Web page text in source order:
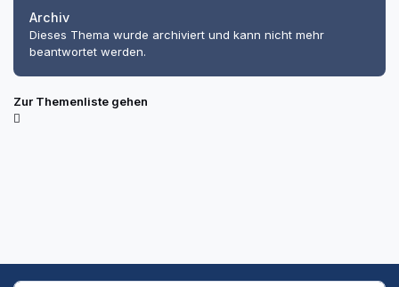
Archiv
Dieses Thema wurde archiviert und kann nicht mehr
beantwortet werden.
Zur Themenliste gehen